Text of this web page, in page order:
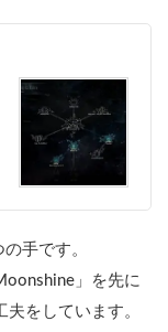
手です。
」を先に
をしています。